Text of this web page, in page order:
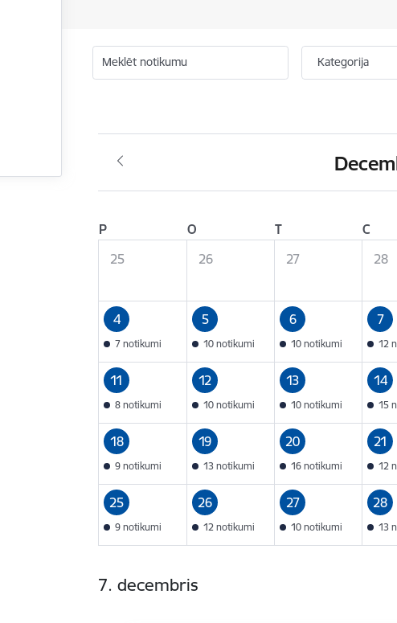
Meklēt notikumu Kategorija
P O T C
25
26 27 28
4
7 notikumi
5
10 notikumi
6
10 notikumi
7
12
11
8 notikumi
12
10 notikumi
13
10 notikumi
14
15
18
9 notikumi
19
13 notikumi
20
16 notikumi
21
12
25
9 notikumi
26
12 notikumi
27
10 notikumi
28
13
7. decembris